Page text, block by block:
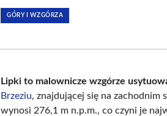
GÓRY I WZGÓRZA
Lipki to malownicze wzgórze
Brzeziu, znajdującej się na zachodnim
wynosi 276,1 m n.p.m., co czyni je